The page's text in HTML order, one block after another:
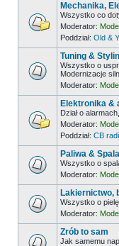
Mechanika,
Wszystko co
Moderator:
Poddział: Old &
Tuning &
Wszystko o
Modernizacje
Moderator:
Elektronika &
Dział o
Moderator:
Poddział: CB
Paliwa &
Wszystko o
Moderator:
Lakiernictwo,
Wszystko o
Moderator:
Zrób to sam
Jak samemu